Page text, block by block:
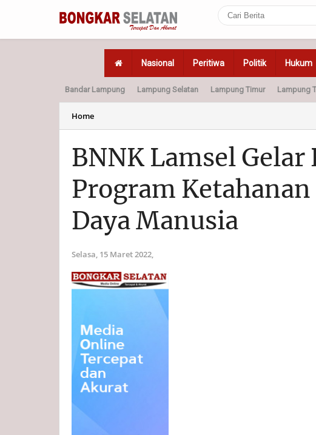
Nasional Peritiwa Politik Hukum
Home Politik Hukum
Bandar Lampung Lampung Selatan Lampung Timur Lampung
Home
BNNK Lamsel
Program
Daya Manusia
Selasa, 15 Maret 2022,